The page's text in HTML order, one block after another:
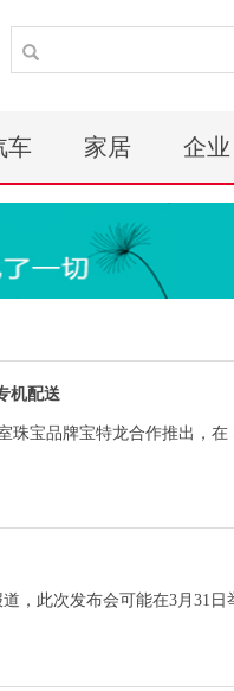
车 家居 企业
机配送
珠宝品牌宝特龙合作推出，在
，此次发布会可能在3月31日